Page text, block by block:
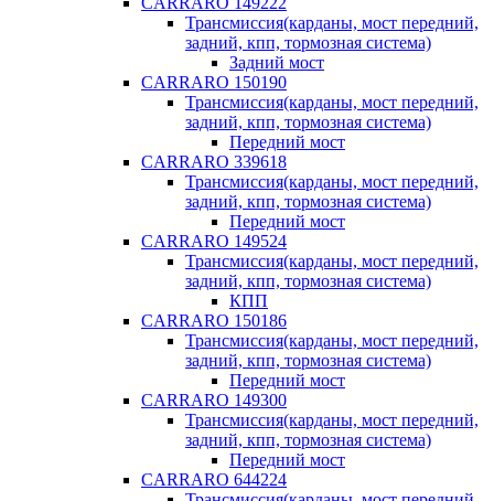
Трансмиссия(карданы, мост передний,
задний, кпп, тормозная система)
Задний мост
CARRARO 150190
Трансмиссия(карданы, мост передний,
задний, кпп, тормозная система)
Передний мост
CARRARO 339618
Трансмиссия(карданы, мост передний,
задний, кпп, тормозная система)
Передний мост
CARRARO 149524
Трансмиссия(карданы, мост передний,
задний, кпп, тормозная система)
КПП
CARRARO 150186
Трансмиссия(карданы, мост передний,
задний, кпп, тормозная система)
Передний мост
CARRARO 149300
Трансмиссия(карданы, мост передний,
задний, кпп, тормозная система)
Передний мост
CARRARO 644224